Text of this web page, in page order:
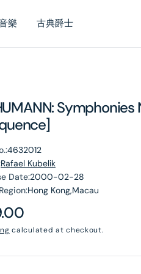
樂 古典爵士
4632012
Rafael Kubelik
Date:2000-02-28
Hong Kong,Macau
calculated at checkout.